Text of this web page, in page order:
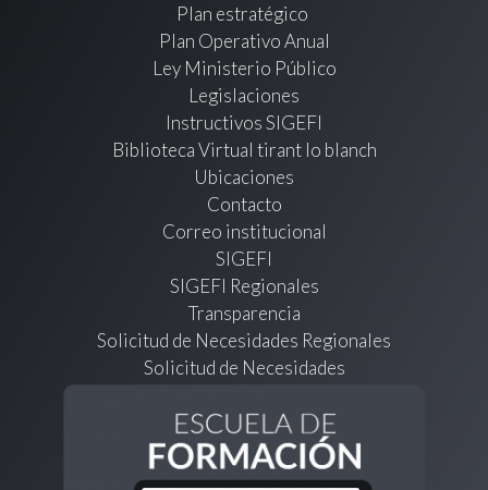
Plan estratégico
Plan Operativo Anual
Ley Ministerio Público
Legislaciones
Instructivos SIGEFI
Biblioteca Virtual tirant lo blanch
Ubicaciones
Contacto
Correo institucional
SIGEFI
SIGEFI Regionales
Transparencia
Solicitud de Necesidades Regionales
Solicitud de Necesidades